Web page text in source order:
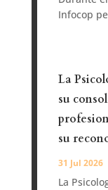
Infocop
La
su
su
31 Jul 2026
La